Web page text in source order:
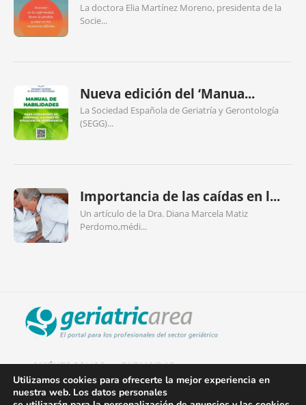
La doctora Elia Martínez Moreno, presidenta de la
Socie...
Nueva edición del ‘Manua...
La Sociedad Española de Geriatría y Gerontología
(SEGG)...
Importancia de las caídas en l...
Un artículo de la Dra. Diana Marcela Matiz
Perdomo,médi...
QUIÉNES SOMOS PUBLICIDAD
AVISO LEGAL
Utilizamos cookies para ofrecerte la mejor experiencia en
nuestra web. Los datos personales